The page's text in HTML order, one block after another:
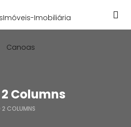
Columns
2 COLUMNS